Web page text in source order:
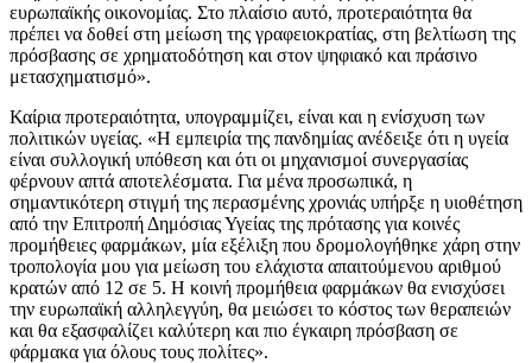
ευρωπαϊκής οικονομίας. Στο πλαίσιο αυτό, προτεραιότητα θα
πρέπει να δοθεί στη μείωση της γραφειοκρατίας, στη βελτίωση της
πρόσβασης σε χρηματοδότηση και στον ψηφιακό και πράσινο
μετασχηματισμό».
Καίρια προτεραιότητα, υπογραμμίζει, είναι και η ενίσχυση των
πολιτικών υγείας. «Η εμπειρία της πανδημίας ανέδειξε ότι η υγεία
είναι συλλογική υπόθεση και ότι οι μηχανισμοί συνεργασίας
φέρνουν απτά αποτελέσματα. Για μένα προσωπικά, η
σημαντικότερη στιγμή της περασμένης χρονιάς υπήρξε η υιοθέτηση
από την Επιτροπή Δημόσιας Υγείας της πρότασης για κοινές
προμήθειες φαρμάκων, μία εξέλιξη που δρομολογήθηκε χάρη στην
τροπολογία μου για μείωση του ελάχιστα απαιτούμενου αριθμού
κρατών από 12 σε 5. Η κοινή προμήθεια φαρμάκων θα ενισχύσει
την ευρωπαϊκή αλληλεγγύη, θα μειώσει το κόστος των θεραπειών
και θα εξασφαλίζει καλύτερη και πιο έγκαιρη πρόσβαση σε
φάρμακα για όλους τους πολίτες».